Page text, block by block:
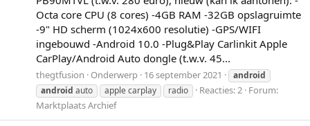
Octa core CPU (8 cores) -4GB RAM -32GB opslagruimte
-9" HD scherm (1024x600 resolutie) -GPS/WIFI
ingebouwd -Android 10.0 -Plug&Play Carlinkit Apple
CarPlay/Android Auto dongle (t.w.v. 45...
thegtfusion Onderwerp 16 september 2021
android
android auto apple carplay radio Reacties: 2 Forum:
Marktplaats Archief